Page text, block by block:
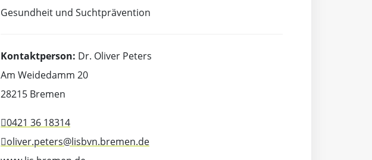
Gesundheit und Suchtprävention
Kontaktperson: Dr. Oliver Peters
Am Weidedamm 20
28215 Bremen
0421 36 18314
oliver.peters@lisbvn.bremen.de